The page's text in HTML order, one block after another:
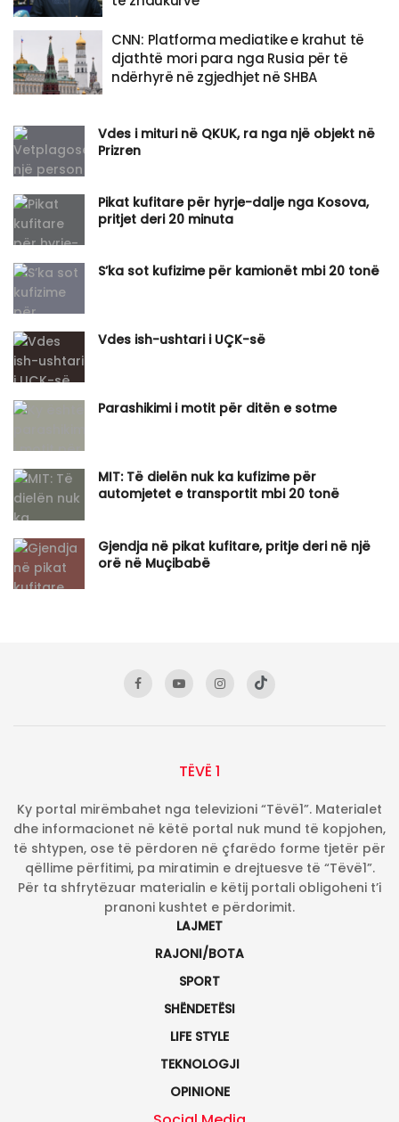
CNN: Platforma mediatike e krahut të
djathtë mori para nga Rusia për të
ndërhyrë në zgjedhjet në SHBA
Vdes i mituri në QKUK, ra nga një objekt në
Prizren
Pikat kufitare për hyrje-dalje nga Kosova,
pritjet deri 20 minuta
S’ka sot kufizime për kamionët mbi 20 tonë
Vdes ish-ushtari i UÇK-së
Parashikimi i motit për ditën e sotme
MIT: Të dielën nuk ka kufizime për
automjetet e transportit mbi 20 tonë
Gjendja në pikat kufitare, pritje deri në një
orë në Muçibabë
TËVË 1
Ky portal mirëmbahet nga televizioni “Tëvë1”. Materialet
dhe informacionet në këtë portal nuk mund të kopjohen,
të shtypen, ose të përdoren në çfarëdo forme tjetër për
qëllime përfitimi, pa miratimin e drejtuesve të “Tëvë1”.
Për ta shfrytëzuar materialin e këtij portali obligoheni t’i
pranoni kushtet e përdorimit.
LAJMET
RAJONI/BOTA
SPORT
SHËNDETËSI
LIFE STYLE
TEKNOLOGJI
OPINIONE